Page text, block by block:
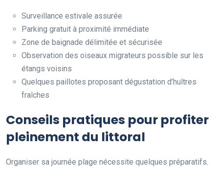
Surveillance estivale assurée
Parking gratuit à proximité immédiate
Zone de baignade délimitée et sécurisée
Observation des oiseaux migrateurs possible sur les
étangs voisins
Quelques paillotes proposant dégustation d’huîtres
fraîches
Conseils pratiques pour profiter
pleinement du littoral
Organiser sa journée plage nécessite quelques préparatifs.